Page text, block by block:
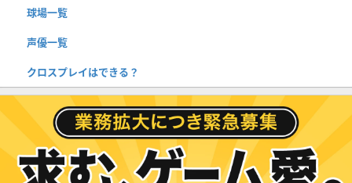
球場一覧
声優一覧
クロスプレイはできる？